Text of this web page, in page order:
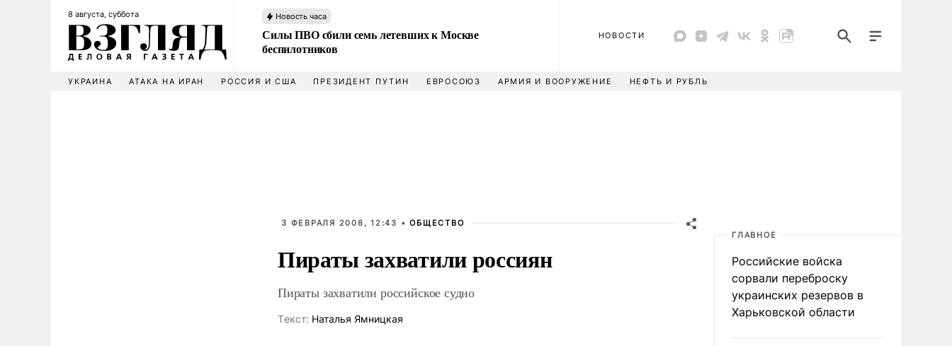
8 августа, суббота Новость часа
Силы ПВО сбили семь летевших к Москве
беспилотников
НОВОСТИ
УКРАИНА АТАКА НА ИРАН РОССИЯ И США ПРЕЗИДЕНТ ПУТИН ЕВРОСОЮЗ АРМИЯ И ВООРУЖЕНИЕ НЕФТЬ И РУБЛЬ
3 ФЕВРАЛЯ 2008, 12:43 •ОБЩЕСТВО
Пираты захватили россиян
Пираты захватили российское судно
Tекст: Наталья Ямницкая
ГЛАВНОЕ
Российские войска
сорвали переброску
украинских резервов в
Харьковской области